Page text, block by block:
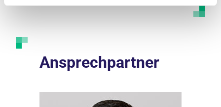
Ansprechpartner